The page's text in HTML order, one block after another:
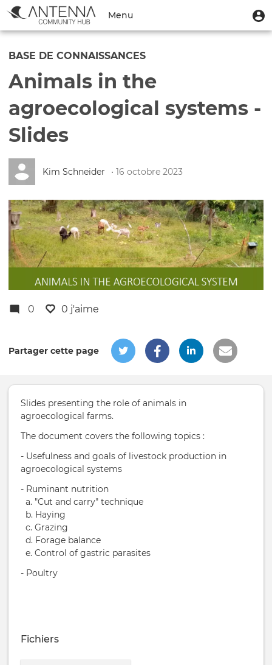
contenu
Menu
du
compte
de
l'utilisateur
Menu
Toggle
navigation
BASE DE CONNAISSANCES
Animals in the
agroecological systems -
Slides
Kim Schneider • 16 octobre 2023
0 0 j'aime
Partager cette page
Slides presenting the role of animals in
agroecological farms.
The document covers the following topics :
- Usefulness and goals of livestock production in
agroecological systems
- Ruminant nutrition
a. "Cut and carry" technique
b. Haying
c. Grazing
d. Forage balance
e. Control of gastric parasites
- Poultry
Fichiers